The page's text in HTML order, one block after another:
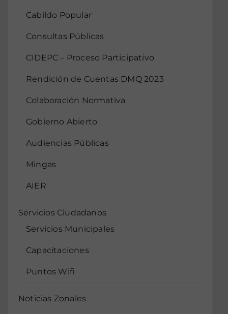
Cabildo Popular
Consultas Públicas
CIDEPC – Proceso Participativo
Rendición de Cuentas DMQ 2023
Colaboración Normativa
Gobierno Abierto
Audiencias Públicas
Mingas
AIER
Servicios Ciudadanos
Servicios Municipales
Capacitaciones
Puntos Wifi
Noticias Zonales